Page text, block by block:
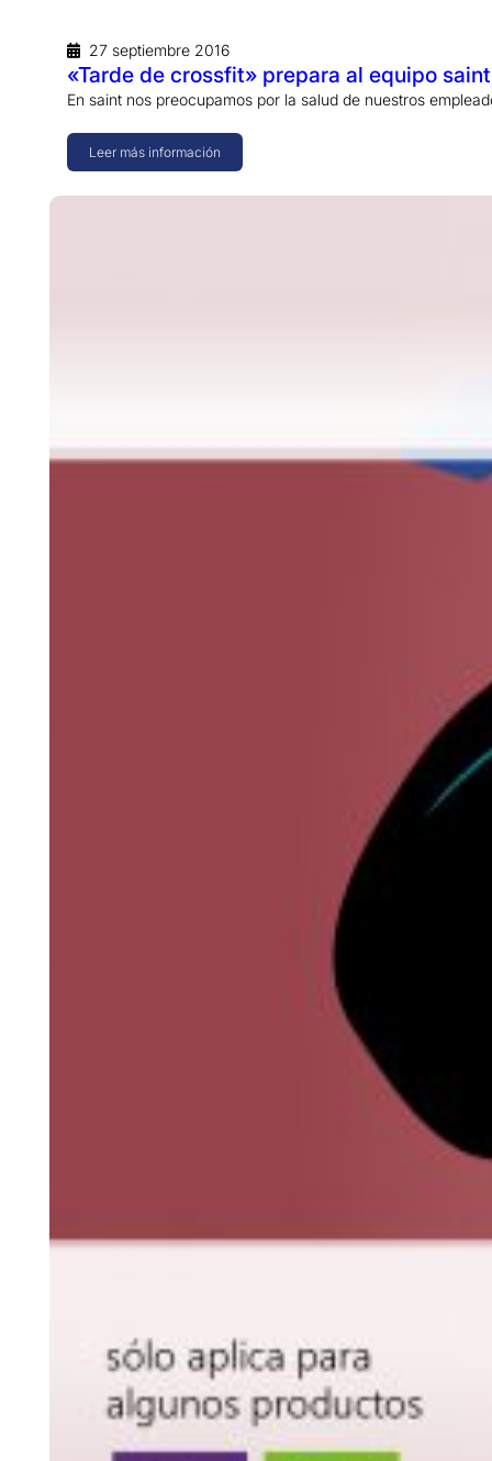
27 septiembre 2016
«Tarde de crossfit» prepara al equipo
En saint nos preocupamos por la salud de nuestros
Leer más información